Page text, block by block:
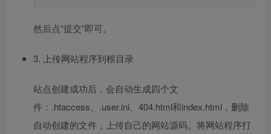
然后点“提交”即可。
3. 上传网站程序到根目录
站点创建成功后，会自动生成四个文
件：.htaccess、.user.ini、404.html和index.html，删除
自动创建的文件，上传自己的网站源码。将网站程序打